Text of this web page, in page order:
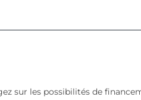
sur les possibilités de